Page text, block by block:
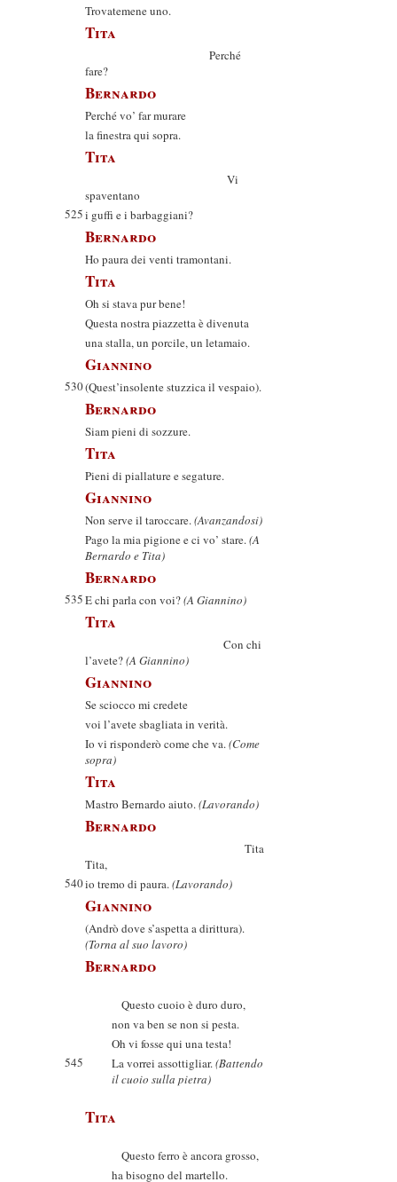
Trovatemene uno.
Tita
Perché
fare?
Bernardo
Perché vo’ far murare
la finestra qui sopra.
Tita
Vi
spaventano
525i guffi e i barbaggiani?
Bernardo
Ho paura dei venti tramontani.
Tita
Oh si stava pur bene!
Questa nostra piazzetta è divenuta
una stalla, un porcile, un letamaio.
Giannino
530(Quest’insolente stuzzica il vespaio).
Bernardo
Siam pieni di sozzure.
Tita
Pieni di piallature e segature.
Giannino
Non serve il taroccare.(Avanzandosi)
Pago la mia pigione e ci vo’ stare.(A
Bernardo e Tita)
Bernardo
535E chi parla con voi?(A Giannino)
Tita
Con chi
l’avete?(A Giannino)
Giannino
Se sciocco mi credete
voi l’avete sbagliata in verità.
Io vi risponderò come che va.(Come
sopra)
Tita
Mastro Bernardo aiuto.(Lavorando)
Bernardo
Tita
Tita,
540io tremo di paura.(Lavorando)
Giannino
(Andrò dove s’aspetta a dirittura).
(Torna al suo lavoro)
Bernardo
Questo cuoio è duro duro,
non va ben se non si pesta.
Oh vi fosse qui una testa!
545
La vorrei assottigliar.(Battendo
il cuoio sulla pietra)
Tita
Questo ferro è ancora grosso,
ha bisogno del martello.